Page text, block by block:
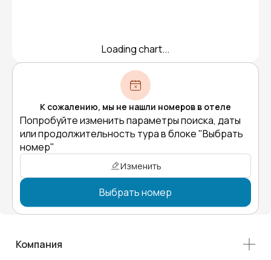
Loading chart...
К сожалению, мы не нашли номеров в отеле
Попробуйте изменить параметры поиска, даты
или продолжительность тура в блоке "Выбрать
номер"
Изменить
Выбрать номер
Компания